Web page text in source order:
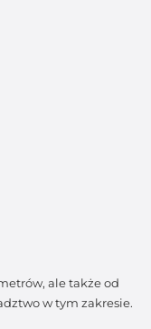
ale także od
w tym zakresie.